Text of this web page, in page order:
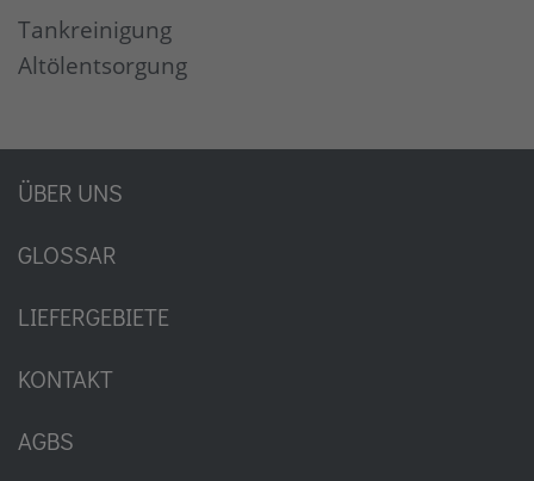
Tankreinigung
Altölentsorgung
ÜBER UNS
GLOSSAR
LIEFERGEBIETE
KONTAKT
AGBS